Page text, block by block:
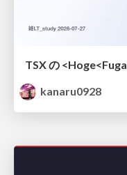
kanaru0928